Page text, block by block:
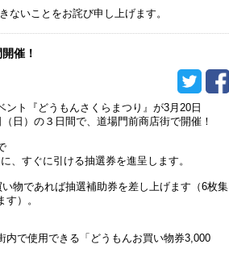
ないことをお詫び申し上げます。
催！
ント『どうもんさくらまつり』が3月20日
（日）の３日間で、道場門前商店街で開催！
、すぐに引ける抽選券を進呈します。
物であれば抽選補助券を差し上げます（6枚集
）。
内で使用できる「どうもんお買い物券3,000